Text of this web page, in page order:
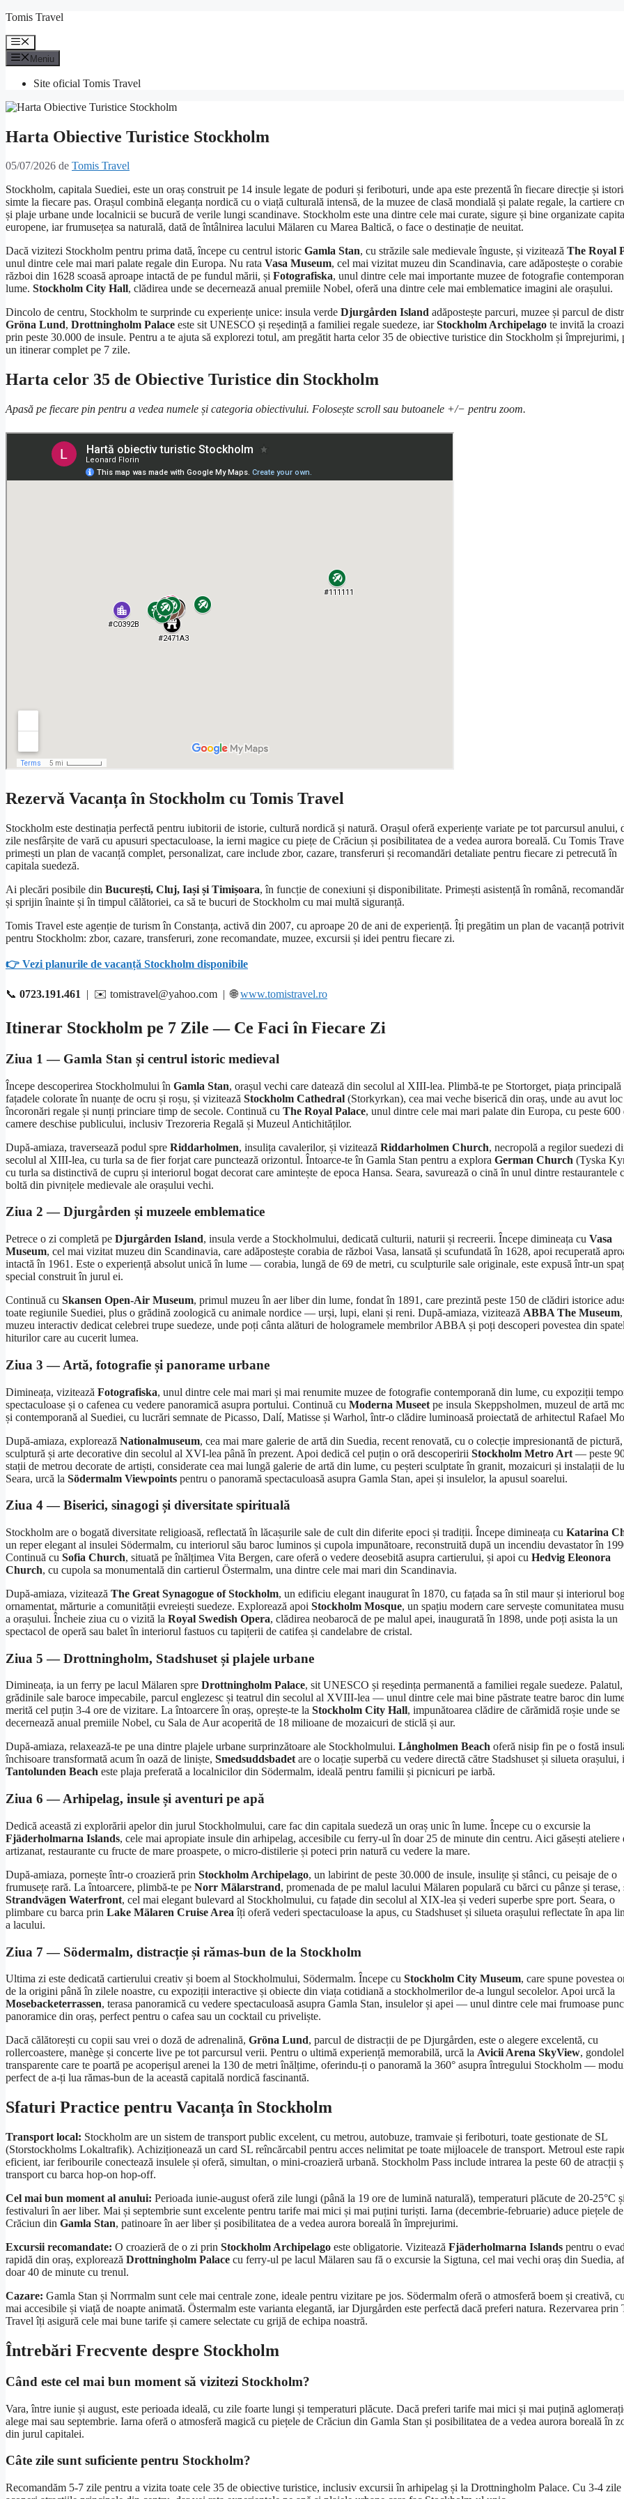
Sari
conținut
Tomis Travel
Meniu
Meniu
Site oficial Tomis Travel
Harta Obiective Turistice Stockholm
05/07/2026 de Tomis Travel
Stockholm, capitala Suediei, este un oraș construit pe 14 insule legate de poduri și feriboturi, unde apa este prezentă în fiecare direcție și
simte la fiecare pas. Orașul combină eleganța nordică cu o viață culturală intensă, de la muzee de clasă mondială și palate regale, la cartiere
și plaje urbane unde localnicii se bucură de verile lungi scandinave. Stockholm este una dintre cele mai curate, sigure și bine organizate
europene, iar frumusețea sa naturală, dată de întâlnirea lacului Mälaren cu Marea Baltică, o face o destinație de neuitat.
Dacă vizitezi Stockholm pentru prima dată, începe cu centrul istoric Gamla Stan, cu străzile sale medievale înguste, și vizitează The Royal
unul dintre cele mai mari palate regale din Europa. Nu rata Vasa Museum, cel mai vizitat muzeu din Scandinavia, care adăpostește o
război din 1628 scoasă aproape intactă de pe fundul mării, și Fotografiska, unul dintre cele mai importante muzee de fotografie
lume. Stockholm City Hall, clădirea unde se decernează anual premiile Nobel, oferă una dintre cele mai emblematice imagini ale orașului.
Dincolo de centru, Stockholm te surprinde cu experiențe unice: insula verde Djurgården Island adăpostește parcuri, muzee și parcul de
Gröna Lund, Drottningholm Palace este sit UNESCO și reședință a familiei regale suedeze, iarStockholm Archipelago te invită la
prin peste 30.000 de insule. Pentru a te ajuta să explorezi totul, am pregătit harta celor 35 de obiective turistice din Stockholm și împrejurimi,
un itinerar complet pe 7 zile.
Harta celor 35 de Obiective Turistice din Stockholm
Apasă pe fiecare pin pentru a vedea numele și categoria obiectivului. Folosește scroll sau butoanele +/− pentru zoom.
Rezervă Vacanța în Stockholm cu Tomis Travel
Stockholm este destinația perfectă pentru iubitorii de istorie, cultură nordică și natură. Orașul oferă experiențe variate pe tot parcursul anului,
zile nesfârșite de vară cu apusuri spectaculoase, la ierni magice cu piețe de Crăciun și posibilitatea de a vedea aurora boreală. Cu Tomis
primești un plan de vacanță complet, personalizat, care include zbor, cazare, transferuri și recomandări detaliate pentru fiecare zi petrecută în
capitala suedeză.
Ai plecări posibile din București, Cluj, Iași și Timișoara, în funcție de conexiuni și disponibilitate. Primești asistență în română,
și sprijin înainte și în timpul călătoriei, ca să te bucuri de Stockholm cu mai multă siguranță.
Tomis Travel este agenție de turism în Constanța, activă din 2007, cu aproape 20 de ani de experiență. Îți pregătim un plan de vacanță potrivit
pentru Stockholm: zbor, cazare, transferuri, zone recomandate, muzee, excursii și idei pentru fiecare zi.
👉 Vezi planurile de vacanță Stockholm disponibile
📞 0723.191.461 | ✉️ tomistravel@yahoo.com | 🌐www.tomistravel.ro
Itinerar Stockholm pe 7 Zile — Ce Faci în Fiecare Zi
Ziua 1 — Gamla Stan și centrul istoric medieval
Începe descoperirea Stockholmului în Gamla Stan, orașul vechi care datează din secolul al XIII-lea. Plimbă-te pe Stortorget, piața principală
fațadele colorate în nuanțe de ocru și roșu, și vizitează Stockholm Cathedral (Storkyrkan), cea mai veche biserică din oraș, unde au avut loc
încoronări regale și nunți princiare timp de secole. Continuă cu The Royal Palace, unul dintre cele mai mari palate din Europa, cu peste 600
camere deschise publicului, inclusiv Trezoreria Regală și Muzeul Antichităților.
După-amiaza, traversează podul spre Riddarholmen, insulița cavalerilor, și vizitează Riddarholmen Church, necropolă a regilor suedezi
secolul al XIII-lea, cu turla sa de fier forjat care punctează orizontul. Întoarce-te în Gamla Stan pentru a explora German Church (Tyska
cu turla sa distinctivă de cupru și interiorul bogat decorat care amintește de epoca Hansa. Seara, savurează o cină în unul dintre restaurantele
boltă din pivnițele medievale ale orașului vechi.
Ziua 2 — Djurgården și muzeele emblematice
Petrece o zi completă pe Djurgården Island, insula verde a Stockholmului, dedicată culturii, naturii și recreerii. Începe dimineața cu Vasa
Museum, cel mai vizitat muzeu din Scandinavia, care adăpostește corabia de război Vasa, lansată și scufundată în 1628, apoi recuperată
intactă în 1961. Este o experiență absolut unică în lume — corabia, lungă de 69 de metri, cu sculpturile sale originale, este expusă într-un
special construit în jurul ei.
Continuă cu Skansen Open-Air Museum, primul muzeu în aer liber din lume, fondat în 1891, care prezintă peste 150 de clădiri istorice
toate regiunile Suediei, plus o grădină zoologică cu animale nordice — urși, lupi, elani și reni. După-amiaza, vizitează ABBA The Museum
muzeu interactiv dedicat celebrei trupe suedeze, unde poți cânta alături de hologramele membrilor ABBA și poți descoperi povestea din
hiturilor care au cucerit lumea.
Ziua 3 — Artă, fotografie și panorame urbane
Dimineața, vizitează Fotografiska, unul dintre cele mai mari și mai renumite muzee de fotografie contemporană din lume, cu expoziții
spectaculoase și o cafenea cu vedere panoramică asupra portului. Continuă cu Moderna Museet pe insula Skeppsholmen, muzeul de artă
și contemporană al Suediei, cu lucrări semnate de Picasso, Dalí, Matisse și Warhol, într-o clădire luminoasă proiectată de arhitectul Rafael
După-amiaza, explorează Nationalmuseum, cea mai mare galerie de artă din Suedia, recent renovată, cu o colecție impresionantă de pictură,
sculptură și arte decorative din secolul al XVI-lea până în prezent. Apoi dedică cel puțin o oră descoperirii Stockholm Metro Art — peste
stații de metrou decorate de artiști, considerate cea mai lungă galerie de artă din lume, cu peșteri sculptate în granit, mozaicuri și instalații de
Seara, urcă la Södermalm Viewpoints pentru o panoramă spectaculoasă asupra Gamla Stan, apei și insulelor, la apusul soarelui.
Ziua 4 — Biserici, sinagogi și diversitate spirituală
Stockholm are o bogată diversitate religioasă, reflectată în lăcașurile sale de cult din diferite epoci și tradiții. Începe dimineața cu Katarina
un reper elegant al insulei Södermalm, cu interiorul său baroc luminos și cupola impunătoare, reconstruită după un incendiu devastator în
Continuă cu Sofia Church, situată pe înălțimea Vita Bergen, care oferă o vedere deosebită asupra cartierului, și apoi cu Hedvig Eleonora
Church, cu cupola sa monumentală din cartierul Östermalm, una dintre cele mai mari din Scandinavia.
După-amiaza, vizitează The Great Synagogue of Stockholm, un edificiu elegant inaugurat în 1870, cu fațada sa în stil maur și interiorul
ornamentat, mărturie a comunității evreiești suedeze. Explorează apoi Stockholm Mosque, un spațiu modern care servește comunitatea
a orașului. Încheie ziua cu o vizită la Royal Swedish Opera, clădirea neobarocă de pe malul apei, inaugurată în 1898, unde poți asista la un
spectacol de operă sau balet în interiorul fastuos cu tapițerii de catifea și candelabre de cristal.
Ziua 5 — Drottningholm, Stadshuset și plajele urbane
Dimineața, ia un ferry pe lacul Mälaren spre Drottningholm Palace, sit UNESCO și reședința permanentă a familiei regale suedeze.
grădinile sale baroce impecabile, parcul englezesc și teatrul din secolul al XVIII-lea — unul dintre cele mai bine păstrate teatre baroc din
merită cel puțin 3-4 ore de vizitare. La întoarcere în oraș, oprește-te la Stockholm City Hall, impunătoarea clădire de cărămidă roșie unde se
decernează anual premiile Nobel, cu Sala de Aur acoperită de 18 milioane de mozaicuri de sticlă și aur.
După-amiaza, relaxează-te pe una dintre plajele urbane surprinzătoare ale Stockholmului. Långholmen Beach oferă nisip fin pe o fostă
închisoare transformată acum în oază de liniște, Smedsuddsbadetare o locație superbă cu vedere directă către Stadshuset și silueta orașului,
Tantolunden Beach este plaja preferată a localnicilor din Södermalm, ideală pentru familii și picnicuri pe iarbă.
Ziua 6 — Arhipelag, insule și aventuri pe apă
Dedică această zi explorării apelor din jurul Stockholmului, care fac din capitala suedeză un oraș unic în lume. Începe cu o excursie la
Fjäderholmarna Islands, cele mai apropiate insule din arhipelag, accesibile cu ferry-ul în doar 25 de minute din centru. Aici găsești ateliere
artizanat, restaurante cu fructe de mare proaspete, o micro-distilerie și poteci prin natură cu vedere la mare.
După-amiaza, pornește într-o croazieră prin Stockholm Archipelago, un labirint de peste 30.000 de insule, insulițe și stânci, cu peisaje de o
frumusețe rară. La întoarcere, plimbă-te pe Norr Mälarstrand, promenada de pe malul lacului Mälaren populară cu bărci cu pânze și terase,
Strandvägen Waterfront, cel mai elegant bulevard al Stockholmului, cu fațade din secolul al XIX-lea și vederi superbe spre port. Seara, o
plimbare cu barca prin Lake Mälaren Cruise Area îți oferă vederi spectaculoase la apus, cu Stadshuset și silueta orașului reflectate în apa
a lacului.
Ziua 7 — Södermalm, distracție și rămas-bun de la Stockholm
Ultima zi este dedicată cartierului creativ și boem al Stockholmului, Södermalm. Începe cu Stockholm City Museum, care spune povestea
de la origini până în zilele noastre, cu expoziții interactive și obiecte din viața cotidiană a stockholmerilor de-a lungul secolelor. Apoi urcă la
Mosebacketerrassen, terasa panoramică cu vedere spectaculoasă asupra Gamla Stan, insulelor și apei — unul dintre cele mai frumoase
panoramice din oraș, perfect pentru o cafea sau un cocktail cu priveliște.
Dacă călătorești cu copii sau vrei o doză de adrenalină, Gröna Lund, parcul de distracții de pe Djurgården, este o alegere excelentă, cu
rollercoastere, manège și concerte live pe tot parcursul verii. Pentru o ultimă experiență memorabilă, urcă la Avicii Arena SkyView,
transparente care te poartă pe acoperișul arenei la 130 de metri înălțime, oferindu-ți o panoramă la 360° asupra întregului Stockholm —
perfect de a-ți lua rămas-bun de la această capitală nordică fascinantă.
Sfaturi Practice pentru Vacanța în Stockholm
Transport local: Stockholm are un sistem de transport public excelent, cu metrou, autobuze, tramvaie și feriboturi, toate gestionate de SL
(Storstockholms Lokaltrafik). Achiziționează un card SL reîncărcabil pentru acces nelimitat pe toate mijloacele de transport. Metroul este
eficient, iar feribourile conectează insulele și oferă, simultan, o mini-croazieră urbană. Stockholm Pass include intrarea la peste 60 de atracții
transport cu barca hop-on hop-off.
Cel mai bun moment al anului: Perioada iunie-august oferă zile lungi (până la 19 ore de lumină naturală), temperaturi plăcute de 20-25°C și
festivaluri în aer liber. Mai și septembrie sunt excelente pentru tarife mai mici și mai puțini turiști. Iarna (decembrie-februarie) aduce piețele de
Crăciun din Gamla Stan, patinoare în aer liber și posibilitatea de a vedea aurora boreală în împrejurimi.
Excursii recomandate: O croazieră de o zi prin Stockholm Archipelago este obligatorie. Vizitează Fjäderholmarna Islands pentru o
rapidă din oraș, explorează Drottningholm Palace cu ferry-ul pe lacul Mälaren sau fă o excursie la Sigtuna, cel mai vechi oraș din Suedia,
doar 40 de minute cu trenul.
Cazare: Gamla Stan și Norrmalm sunt cele mai centrale zone, ideale pentru vizitare pe jos. Södermalm oferă o atmosferă boem și creativă,
mai accesibile și viață de noapte animată. Östermalm este varianta elegantă, iar Djurgården este perfectă dacă preferi natura. Rezervarea prin
Travel îți asigură cele mai bune tarife și camere selectate cu grijă de echipa noastră.
Întrebări Frecvente despre Stockholm
Când este cel mai bun moment să vizitezi Stockholm?
Vara, între iunie și august, este perioada ideală, cu zile foarte lungi și temperaturi plăcute. Dacă preferi tarife mai mici și mai puțină
alege mai sau septembrie. Iarna oferă o atmosferă magică cu piețele de Crăciun din Gamla Stan și posibilitatea de a vedea aurora boreală în
din jurul capitalei.
Câte zile sunt suficiente pentru Stockholm?
Recomandăm 5-7 zile pentru a vizita toate cele 35 de obiective turistice, inclusiv excursii în arhipelag și la Drottningholm Palace. Cu 3-4 zile